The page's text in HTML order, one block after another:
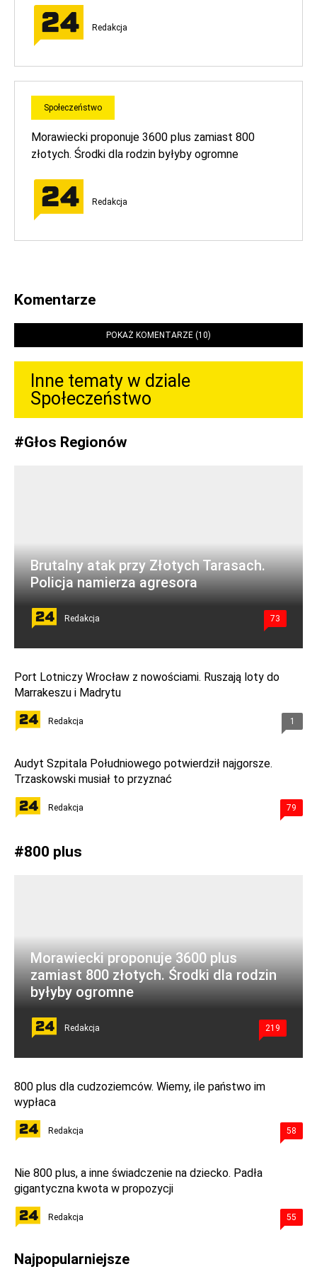
Redakcja
Społeczeństwo
Morawiecki proponuje 3600 plus zamiast 800
złotych. Środki dla rodzin byłyby ogromne
Redakcja
Komentarze
POKAŻ KOMENTARZE (10)
Inne tematy w dziale
Społeczeństwo
#Głos Regionów
Brutalny atak przy Złotych Tarasach.
Policja namierza agresora
Redakcja 73
Port Lotniczy Wrocław z nowościami. Ruszają loty do
Marrakeszu i Madrytu
Redakcja 1
Audyt Szpitala Południowego potwierdził najgorsze.
Trzaskowski musiał to przyznać
Redakcja 79
#800 plus
Morawiecki proponuje 3600 plus
zamiast 800 złotych. Środki dla rodzin
byłyby ogromne
Redakcja 219
800 plus dla cudzoziemców. Wiemy, ile państwo im
wypłaca
Redakcja 58
Nie 800 plus, a inne świadczenie na dziecko. Padła
gigantyczna kwota w propozycji
Redakcja 55
Najpopularniejsze